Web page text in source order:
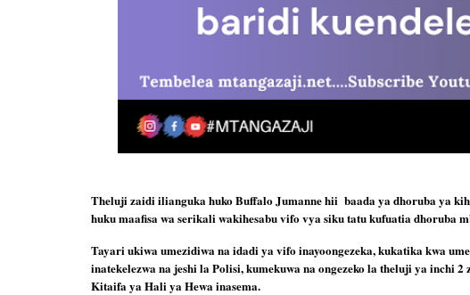
Theluji zaidi ilianguka huko Buffalo Jumanne hii  baada ya dhoruba ya
huku maafisa wa serikali wakihesabu vifo vya siku tatu kufuatia dhoruba
Tayari ukiwa umezidiwa na idadi ya vifo inayoongezeka, kukatika kwa
inatekelezwa na jeshi la Polisi, kumekuwa na ongezeko la theluji ya inchi
Kitaifa ya Hali ya Hewa inasema.